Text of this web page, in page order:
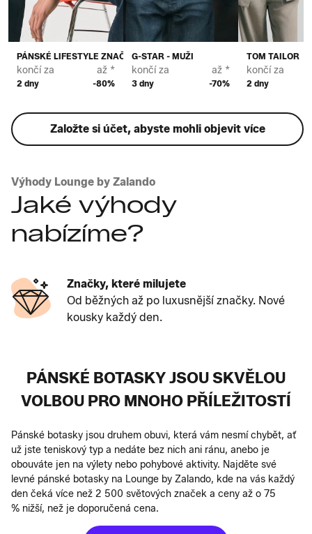
PÁNSKÉ LIFESTYLE ZNAČKY PRÉMIUM
končí za
2 dny
až *
-80%
G-STAR - MUŽI
končí za
3 dny
až *
-70%
TOM TAILOR
končí za
2 dny
Založte si účet, abyste mohli objevit více
Výhody Lounge by Zalando
Jaké výhody
nabízíme?
Značky, které milujete
Od běžných až po luxusnější značky. Nové
kousky každý den.
PÁNSKÉ BOTASKY JSOU SKVĚLOU
VOLBOU PRO MNOHO PŘÍLEŽITOSTÍ
Pánské botasky jsou druhem obuvi, která vám nesmí chybět, ať
už jste teniskový typ a nedáte bez nich ani ránu, anebo je
obouváte jen na výlety nebo pohybové aktivity. Najděte své
levné pánské botasky na Lounge by Zalando, kde na vás každý
den čeká více než 2 500 světových značek a ceny až o 75
% nižší, než je doporučená cena.